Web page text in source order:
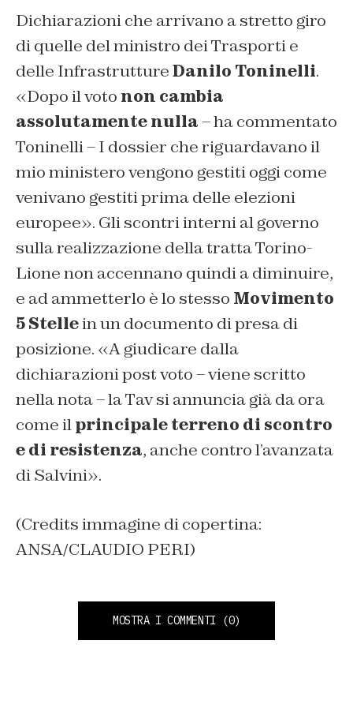
Dichiarazioni che arrivano a stretto giro
di quelle del ministro dei Trasporti e
delle InfrastruttureDanilo Toninelli.
«Dopo il voto non cambia
assolutamente nulla– ha commentato
Toninelli – I dossier che riguardavano il
mio ministero vengono gestiti oggi come
venivano gestiti prima delle elezioni
europee». Gli scontri interni al governo
sulla realizzazione della tratta Torino-
Lione non accennano quindi a diminuire,
e ad ammetterlo è lo stesso Movimento
5 Stellein un documento di presa di
posizione. «A giudicare dalla
dichiarazioni post voto – viene scritto
nella nota – la Tav si annuncia già da ora
come ilprincipale terreno di scontro
e di resistenza, anche contro l’avanzata
di Salvini».
(Credits immagine di copertina:
ANSA/CLAUDIO PERI)
MOSTRA I COMMENTI (0)